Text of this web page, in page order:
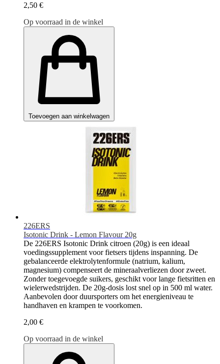
2,50 €
Op voorraad in de winkel
Toevoegen aan winkelwagen
226ERS
Isotonic Drink - Lemon Flavour 20g
De 226ERS Isotonic Drink citroen (20g) is een ideaal
voedingssupplement voor fietsers tijdens inspanning. De
gebalanceerde elektrolytenformule (natrium, kalium,
magnesium) compenseert de mineraalverliezen door zweet.
Zonder toegevoegde suikers, geschikt voor lange fietsritten en
wielerwedstrijden. De 20g-dosis lost snel op in 500 ml water.
Aanbevolen door duursporters om het energieniveau te
handhaven en krampen te voorkomen.
2,00 €
Op voorraad in de winkel